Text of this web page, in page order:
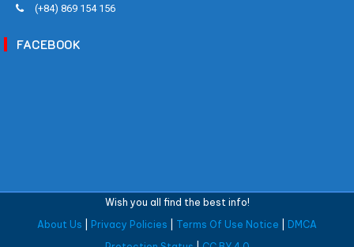
(+84) 869 154 156
FACEBOOK
Wish you all find the best info!
About Us
Privacy Policies Terms Of Use Notice
DMCA